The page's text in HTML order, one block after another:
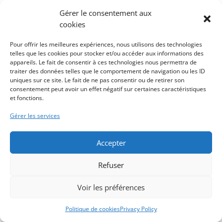
Gérer le consentement aux
cookies
Pour offrir les meilleures expériences, nous utilisons des technologies
telles que les cookies pour stocker et/ou accéder aux informations des
appareils. Le fait de consentir à ces technologies nous permettra de
traiter des données telles que le comportement de navigation ou les ID
uniques sur ce site. Le fait de ne pas consentir ou de retirer son
consentement peut avoir un effet négatif sur certaines caractéristiques
et fonctions.
Gérer les services
Accepter
Refuser
Voir les préférences
Politique de cookiesPrivacy Policy
Comment écrire les caractères
spéciaux @, #, €, [, { ?
Comment écrire un texte ?
Quels sont les raccourcis clavier
d’un ordinateur ?
Quiz sur le clavier